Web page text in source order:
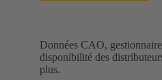
Données CAO,
disponibilité des
plus.